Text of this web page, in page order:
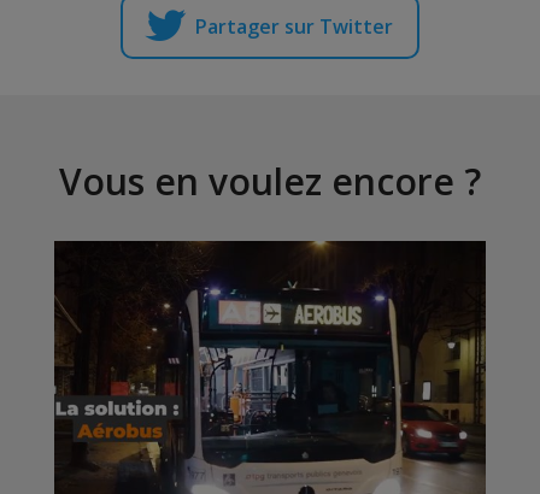
Partager sur Twitter
Vous en voulez encore ?